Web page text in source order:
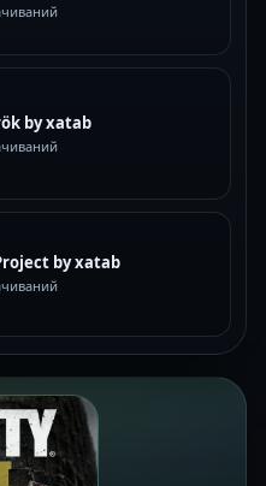
by xatab
by xatab